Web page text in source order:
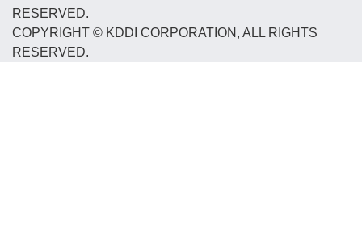
RESERVED.
COPYRIGHT © KDDI CORPORATION, ALL RIGHTS
RESERVED.